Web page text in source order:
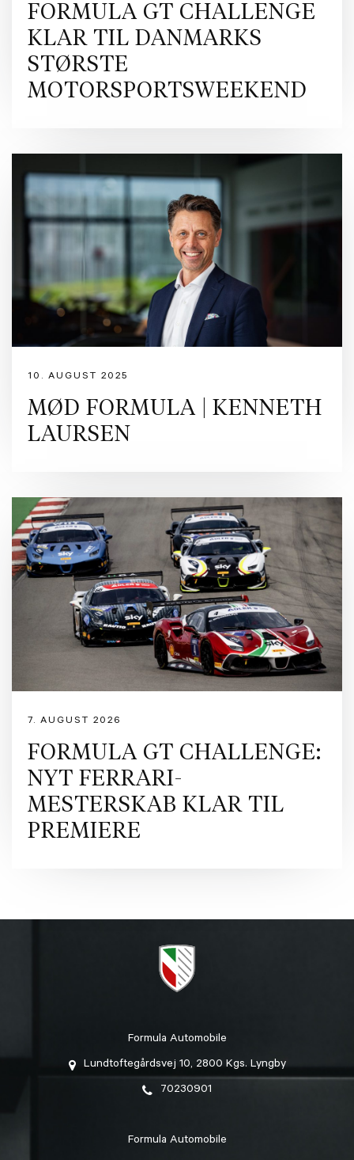
FORMULA GT CHALLENGE
KLAR TIL DANMARKS
STØRSTE
MOTORSPORTSWEEKEND
10. AUGUST 2025
MØD FORMULA | KENNETH
LAURSEN
7. AUGUST 2026
FORMULA GT CHALLENGE:
NYT FERRARI-
MESTERSKAB KLAR TIL
PREMIERE
Formula Automobile
Lundtoftegårdsvej 10, 2800 Kgs. Lyngby
70230901
Formula Automobile